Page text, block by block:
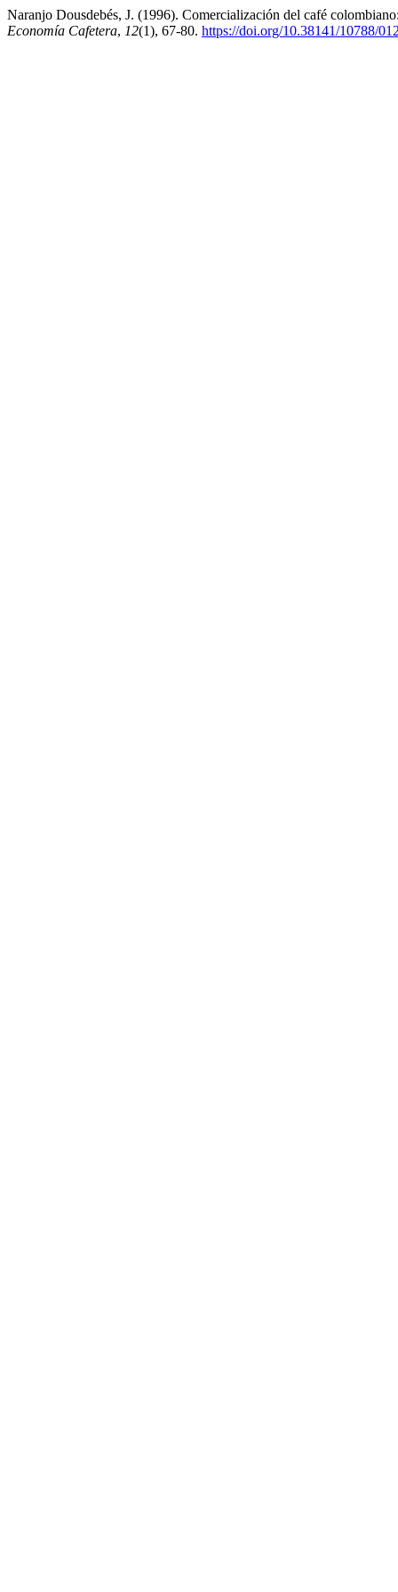
Naranjo Dousdebés, J. (1996). Comercialización del café
Economía Cafetera, 12(1), 67-80. https://doi.org/10.38141/10788/